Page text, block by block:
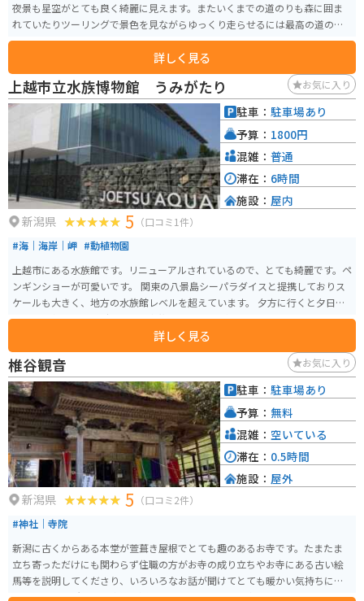
夜景も星空がとても良く綺麗に見えます。またいくまでの道のりも森に囲ま
れていたりツーリングで景色を見ながらゆっくり走らせるには最高の道のり
となっていました。
詳しく見る
上越市立水族博物館 うみがたり お気に入り
新潟県 5 （口コミ1件）
#海｜海岸｜岬 #動植物園
上越市にある水族館です。リニューアルされているので、とても綺麗です。ペ
ンギンショーが可愛いです。 関東の八景島シーパラダイスと提携しておりス
ケールも大きく、地方の水族館レベルを超えています。 夕方に行くと夕日も
見れて幻想的です。デートでも家族でも1人でも楽しめるスポットです。 近く
には、アジアで一番大きい無印良品もあるので、合わせて行くのもありで
す。歩いても行けます。
詳しく見る
駐車： 駐車場あり
予算： 1800円
混雑： 普通
滞在： 6時間
施設： 屋内
椎谷観音 お気に入り
新潟県 5 （口コミ2件）
#神社｜寺院
新潟に古くからある本堂が萱葺き屋根でとても趣のあるお寺です。たまたま
立ち寄っただけにも関わらず住職の方がお寺の成り立ちやお寺にある古い絵
馬等を説明してくださり、いろいろなお話が聞けてとても暖かい気持ちにな
りました。場所的に電車等は通っておらず、バイクや車でしか訪問はできな
駐車： 駐車場あり
予算： 無料
混雑： 空いている
滞在： 0.5時間
施設： 屋外